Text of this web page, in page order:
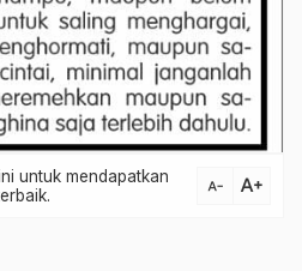
untuk mendapatkan
text_decrease text_increase